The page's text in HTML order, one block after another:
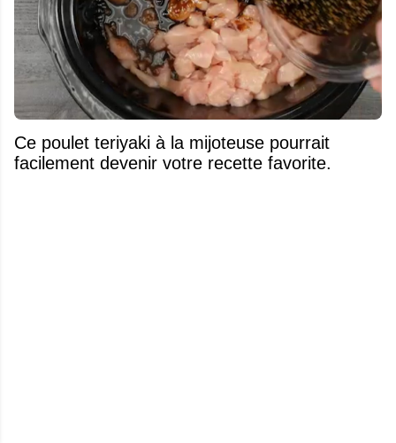
Ce poulet teriyaki à la mijoteuse pourrait
facilement devenir votre recette favorite.